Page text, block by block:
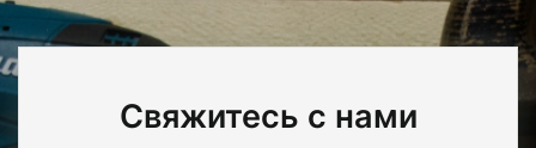
Свяжитесь с нами